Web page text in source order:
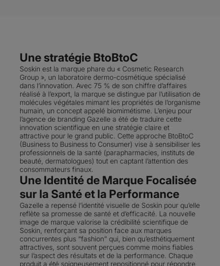
Une stratégie BtoBtoC
Soskin est la marque phare du « Cosmetic Research
Group », un laboratoire dermo-cosmétique spécialisé
dans l’innovation. Avec 75 % de son chiffre d’affaires
réalisé à l’export, la marque se distingue par l’utilisation de
molécules végétales mimant les propriétés de l’organisme
humain, un concept appelé biomimétisme. L’enjeu pour
l’agence de branding Gazelle a été de traduire cette
innovation scientifique en une stratégie claire et
attractive pour le grand public. Cette approche BtoBtoC
(Business to Business to Consumer) vise à sensibiliser les
professionnels de la santé (parapharmacies, instituts de
beauté, dermatologues) tout en captant l’attention des
consommateurs finaux.
Une Identité de Marque Focalisée
sur la Santé et la Performance
Gazelle a repensé l’identité visuelle de Soskin pour qu’elle
reflète sa promesse de santé et d’efficacité. La nouvelle
image de marque valorise la crédibilité scientifique de
Soskin, renforçant sa position face aux marques
concurrentes plus “fashion” qui, bien qu’esthétiquement
attractives, sont souvent perçues comme moins fiables
sur l’aspect des résultats et de la performance. Chaque
produit a été soigneusement repositionné pour répondre